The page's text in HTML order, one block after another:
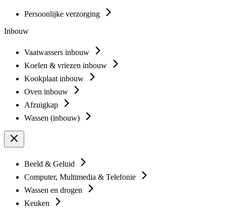
Persoonlijke verzorging
Inbouw
Vaatwassers inbouw
Koelen & vriezen inbouw
Kookplaat inbouw
Oven inbouw
Afzuigkap
Wassen (inbouw)
Beeld & Geluid
Computer, Multimedia & Telefonie
Wassen en drogen
Keuken